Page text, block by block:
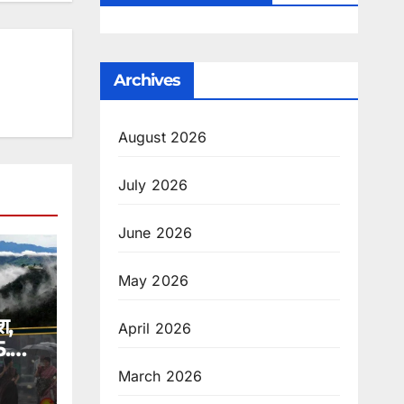
Archives
August 2026
July 2026
June 2026
May 2026
April 2026
March 2026